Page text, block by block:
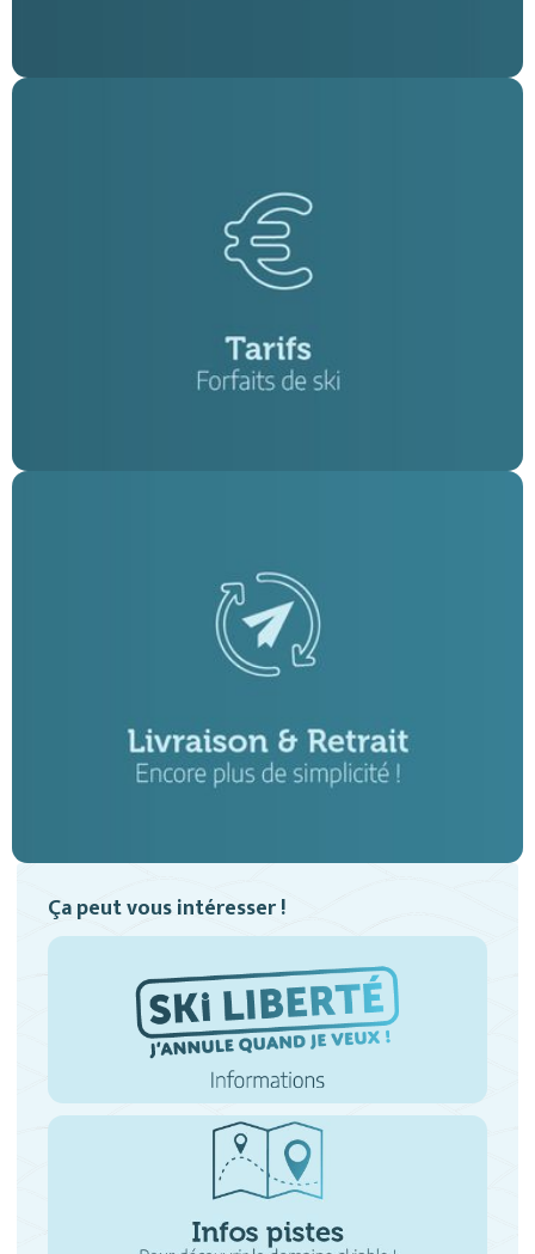
Ça peut vous intéresser !